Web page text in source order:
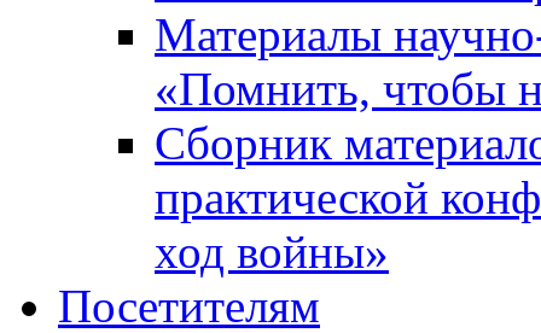
Материалы
«Помнить, чтобы
Сборник
практической
ход войны»
Посетителям